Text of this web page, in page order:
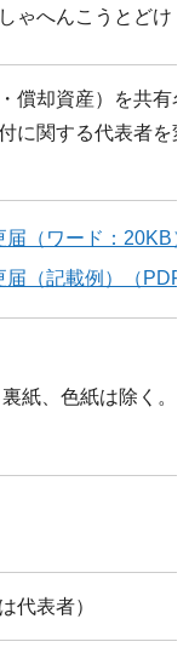
ゃへんこうとどけ
償却資産）を共有
に関する代表者を
届（ワード：20KB
届（記載例）（
紙、色紙は除く。
代表者）